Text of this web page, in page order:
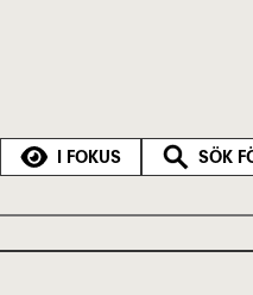
I FOKUS SÖK